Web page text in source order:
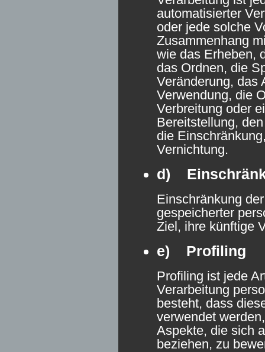
automatisierter
oder jede solche
Zusammenhang
wie das Erheben,
das Ordnen, die
Veränderung, das
Verwendung, die
Verbreitung oder
Bereitstellung,
die
Vernichtung.
d)
Einschränkung
gespeicherter
Ziel, ihre künftige
e) Profiling
Profiling ist jede
Verarbeitung
besteht, dass
verwendet
Aspekte, die sich
beziehen, zu